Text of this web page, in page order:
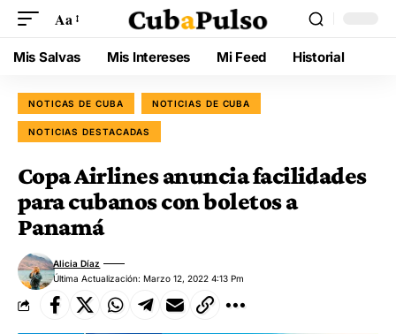
Aa
Mis Salvas Mis Intereses Mi Feed Historial
NOTICAS DE CUBA NOTICIAS DE CUBA
NOTICIAS DESTACADAS
Copa Airlines anuncia facilidades
para cubanos con boletos a
Panamá
Última Actualización: Marzo 12, 2022 4:13 Pm
Alicia Díaz